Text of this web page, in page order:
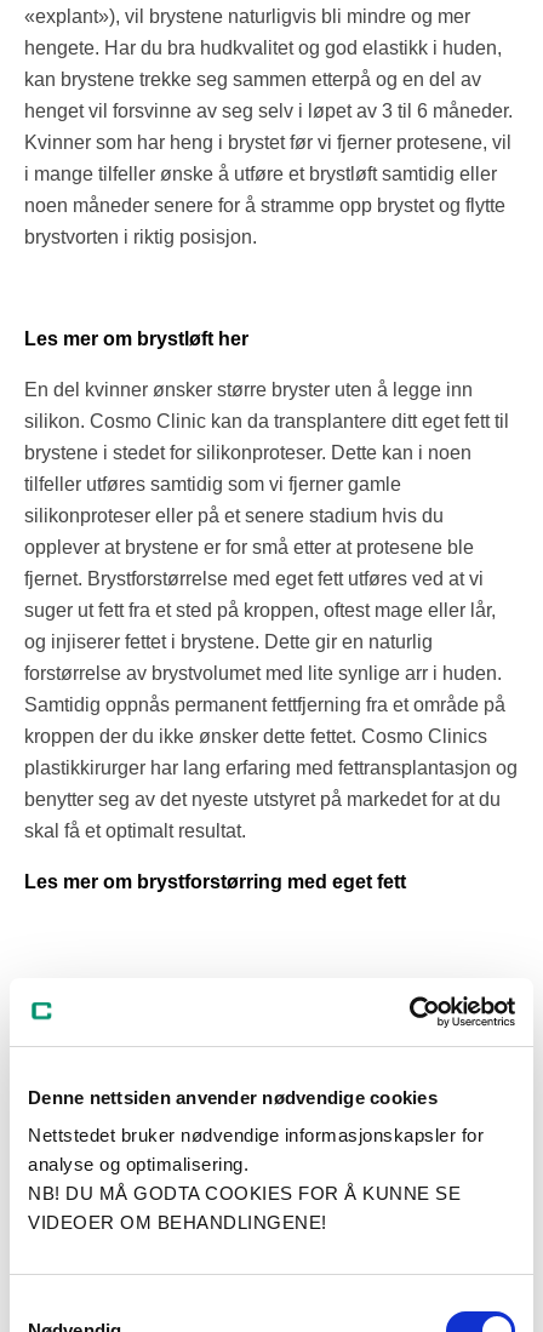
Denne nettsiden anvender nødvendige cookies
Nettstedet bruker nødvendige informasjonskapsler for
analyse og optimalisering.
NB! DU MÅ GODTA COOKIES FOR Å KUNNE SE
VIDEOER OM BEHANDLINGENE!
«explant»), vil brystene naturligvis bli mindre og mer
hengete. Har du bra hudkvalitet og god elastikk i huden,
kan brystene trekke seg sammen etterpå og en del av
henget vil forsvinne av seg selv i løpet av 3 til 6 måneder.
Kvinner som har heng i brystet før vi fjerner protesene, vil
i mange tilfeller ønske å utføre et brystløft samtidig eller
noen måneder senere for å stramme opp brystet og flytte
brystvorten i riktig posisjon.
Les mer om brystløft her
En del kvinner ønsker større bryster uten å legge inn
silikon. Cosmo Clinic kan da transplantere ditt eget fett til
brystene i stedet for silikonproteser. Dette kan i noen
tilfeller utføres samtidig som vi fjerner gamle
silikonproteser eller på et senere stadium hvis du
opplever at brystene er for små etter at protesene ble
fjernet. Brystforstørrelse med eget fett utføres ved at vi
suger ut fett fra et sted på kroppen, oftest mage eller lår,
og injiserer fettet i brystene. Dette gir en naturlig
forstørrelse av brystvolumet med lite synlige arr i huden.
Samtidig oppnås permanent fettfjerning fra et område på
kroppen der du ikke ønsker dette fettet. Cosmo Clinics
plastikkirurger har lang erfaring med fettransplantasjon og
benytter seg av det nyeste utstyret på markedet for at du
skal få et optimalt resultat.
Les mer om brystforstørring med eget fett